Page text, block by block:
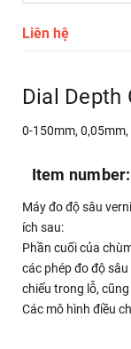
Liên hệ
Dial Depth
0-150mm,
Item number:
Máy đo độ sâu
ích sau:
Phần cuối của
các phép đo độ
chiếu trong lỗ,
Các mô hình điều